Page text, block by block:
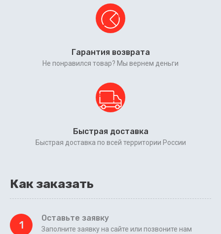
Гарантия возврата
Не понравился товар? Мы вернем деньги
Быстрая доставка
Быстрая доставка по всей территории России
Как заказать
1
Оставьте заявку
Заполните заявку на сайте или позвоните нам